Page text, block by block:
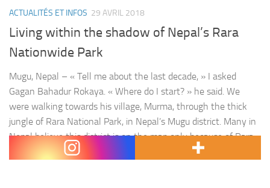
ACTUALITÉS ET INFOS 29 AVRIL 2018
Living within the shadow of Nepal’s Rara
Nationwide Park
Mugu, Nepal – « Tell me about the last decade, » I asked
Gagan Bahadur Rokaya. « Where do I start? » he said. We
were walking towards his village, Murma, through the thick
jungle of Rara National Park, in Nepal’s Mugu district. Many in
Nepal believe this district is on the map only because of Rara,
a crystalline lake,…